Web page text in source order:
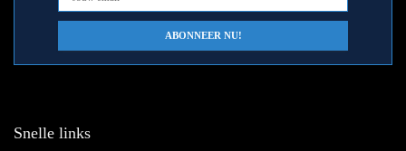
Snelle links